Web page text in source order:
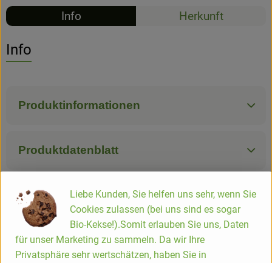
Hofladen
Info Herkunft
Info
Produktinformationen
Produktdatenblatt
Herkunft
Hersteller: SAI
Liebe Kunden, Sie helfen uns sehr, wenn Sie
Cookies zulassen (bei uns sind es sogar
Bio-Kekse!).Somit erlauben Sie uns, Daten
für unser Marketing zu sammeln. Da wir Ihre
Privatsphäre sehr wertschätzen, haben Sie in